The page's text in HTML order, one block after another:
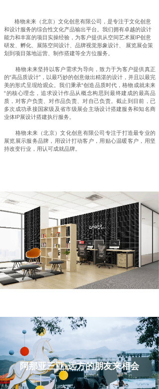
格物未来（北京）文化创意有限公司，是专注于文化创意
和设计服务的综合性文化产品输出平台。我们拥有卓越的设计
能力和丰富的项目实操经验，为客户提供从空间艺术展IP创意
研发、孵化、展陈空间设计、品牌视觉形象设计、 展览展会策
划到项目落地运营、制作搭建等全方位服务。
格物未来坚持以客户需求为导向，致力于为客户提供真正
的“高品质设计”，以最巧妙的创意做出精湛的设计，并且以最完
美的形式呈现给观众。我们秉承“创造品质时代，格物成就未来
“的核心理念，追求设计作品从概念构思到最终建成的最高品
质，对客户负责、对作品负责、对自己负责。截止到目前，已
多次成功承接国家级及省市级展会主场设计搭建服务和知名商
业体IP展设计搭建执行服务。
格物未来（北京）文化创意有限公司专注于打造最专业的
展览展示服务品牌，用设计打动客户，用贴心温暖客户，用坚
持改变行业，用认可成就品牌。
阿那亚三亚·远方的朋友来相会